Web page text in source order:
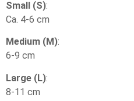
Small (S):
Ca. 4-6 cm
Medium (M):
6-9 cm
Large (L):
8-11 cm